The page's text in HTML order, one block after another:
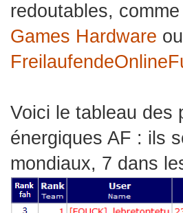
redoutables,
Games Hardware
Voici le tableau des
énergiques AF : ils
mondiaux, 7 dans